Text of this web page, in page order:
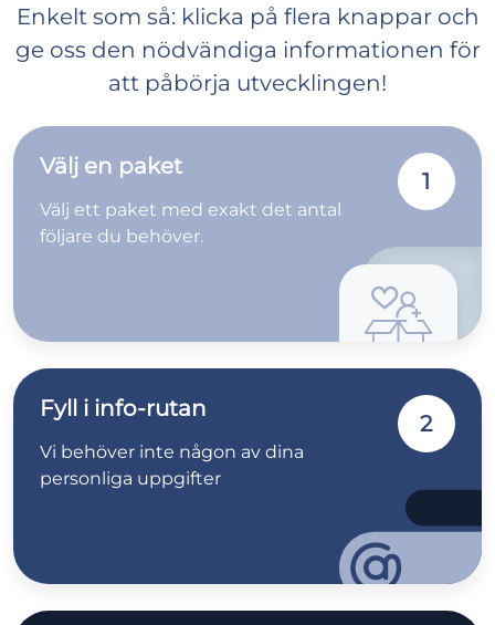
Enkelt som så: klicka på flera knappar och
ge oss den nödvändiga informationen för
att påbörja utvecklingen!
Välj en paket
Välj ett paket med exakt det antal
följare du behöver.
1
Fyll i info-rutan
Vi behöver inte någon av dina
personliga uppgifter
2